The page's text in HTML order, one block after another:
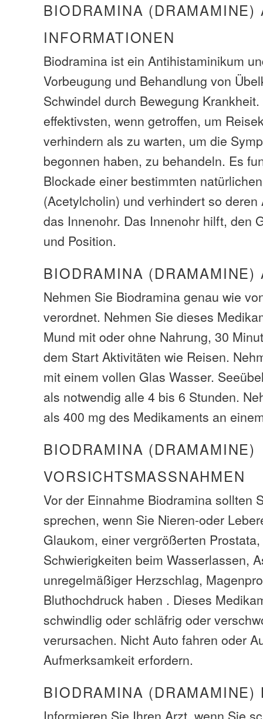
BIODRAMINA (DRAMAMINE)
INFORMATIONEN
Biodramina ist ein Antihistaminikum
Vorbeugung und Behandlung von
Schwindel durch Bewegung
effektivsten, wenn getroffen, um
verhindern als zu warten, um die
begonnen haben, zu behandeln. Es
Blockade einer bestimmten
(Acetylcholin) und verhindert so
das Innenohr. Das Innenohr hilft, den
und Position.
BIODRAMINA (DRAMAMINE)
Nehmen Sie Biodramina genau wie
verordnet. Nehmen Sie dieses
Mund mit oder ohne Nahrung, 30
dem Start Aktivitäten wie Reisen.
mit einem vollen Glas Wasser.
als notwendig alle 4 bis 6 Stunden.
als 400 mg des Medikaments an
BIODRAMINA (DRAMAMINE)
VORSICHTSMASSNAHMEN
Vor der Einnahme Biodramina sollten
sprechen, wenn Sie Nieren-oder
Glaukom, einer vergrößerten
Schwierigkeiten beim Wasserlassen,
unregelmäßiger Herzschlag,
Bluthochdruck haben . Dieses
schwindlig oder schläfrig oder
verursachen. Nicht Auto fahren oder
Aufmerksamkeit erfordern.
BIODRAMINA (DRAMAMINE)
Informieren Sie Ihren Arzt, wenn Sie